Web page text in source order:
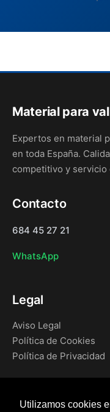
Utilizamos cookies
Material para
Expertos en material
en toda España.
competitivo y servicio
Contacto
684 45 27 21
WhatsApp
Legal
Aviso Legal
Política de Cookies
Política de Privacidad